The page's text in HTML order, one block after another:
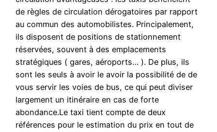
de règles de circulation dérogatoires par rapport
au commun des automobilistes. Principalement,
ils disposent de positions de stationnement
réservées, souvent à des emplacements
stratégiques ( gares, aéroports… ). De plus, ils
sont les seuls à avoir le avoir la possibilité de de
vous servir les voies de bus, ce qui peut diviser
largement un itinéraire en cas de forte
abondance.Le taxi tient compte de deux
références pour le estimation du prix en tout de